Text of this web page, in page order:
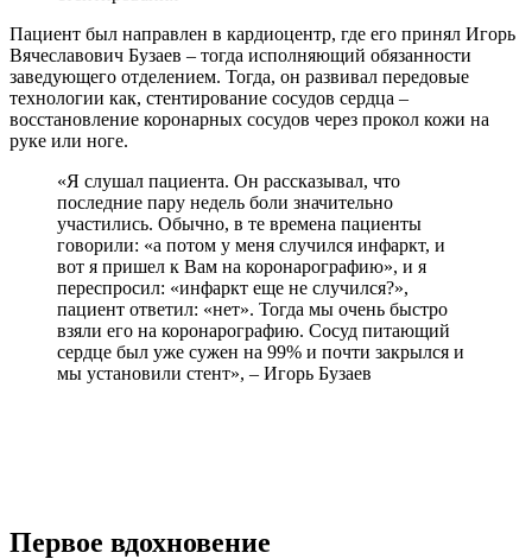
Пациент был направлен в кардиоцентр, где его принял Игорь
Вячеславович Бузаев – тогда исполняющий обязанности
заведующего отделением. Тогда, он развивал передовые
технологии как, стентирование сосудов сердца –
восстановление коронарных сосудов через прокол кожи на
руке или ноге.
«Я слушал пациента. Он рассказывал, что
последние пару недель боли значительно
участились. Обычно, в те времена пациенты
говорили: «а потом у меня случился инфаркт, и
вот я пришел к Вам на коронарографию», и я
переспросил: «инфаркт еще не случился?»,
пациент ответил: «нет». Тогда мы очень быстро
взяли его на коронарографию. Сосуд питающий
сердце был уже сужен на 99% и почти закрылся и
мы установили стент», – Игорь Бузаев
Первое вдохновение